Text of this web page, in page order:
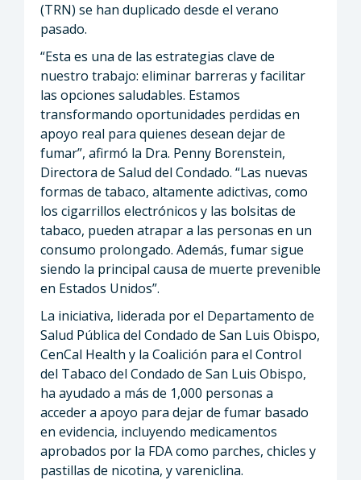
(TRN) se han duplicado desde el verano
pasado.
“Esta es una de las estrategias clave de
nuestro trabajo: eliminar barreras y facilitar
las opciones saludables. Estamos
transformando oportunidades perdidas en
apoyo real para quienes desean dejar de
fumar”, afirmó la Dra. Penny Borenstein,
Directora de Salud del Condado. “Las nuevas
formas de tabaco, altamente adictivas, como
los cigarrillos electrónicos y las bolsitas de
tabaco, pueden atrapar a las personas en un
consumo prolongado. Además, fumar sigue
siendo la principal causa de muerte prevenible
en Estados Unidos”.
La iniciativa, liderada por el Departamento de
Salud Pública del Condado de San Luis Obispo,
CenCal Health y la Coalición para el Control
del Tabaco del Condado de San Luis Obispo,
ha ayudado a más de 1,000 personas a
acceder a apoyo para dejar de fumar basado
en evidencia, incluyendo medicamentos
aprobados por la FDA como parches, chicles y
pastillas de nicotina, y vareniclina.